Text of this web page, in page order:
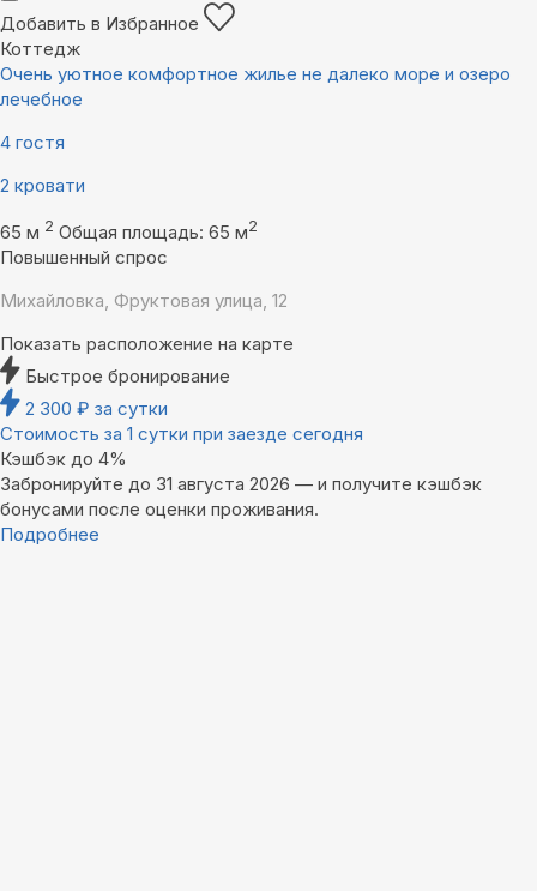
Добавить в Избранное
Коттедж
Очень уютное комфортное жилье не далеко море и озеро
лечебное
4 гостя
2 кровати
65 м 2 Общая площадь: 65 м2
Повышенный спрос
Михайловка, Фруктовая улица, 12
Показать расположение на карте
Быстрое бронирование
2 300 ₽ за сутки
Стоимость за 1 сутки при заезде сегодня
Кэшбэк до 4%
Забронируйте до 31 августа 2026 — и получите кэшбэк
бонусами после оценки проживания.
Подробнее